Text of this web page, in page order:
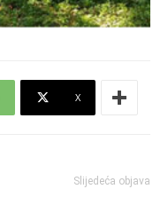
X
Slijedeća objava